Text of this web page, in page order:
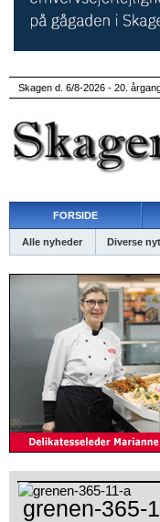
Skagen d. 6/8-2026 - 20.
FORSIDE
Alle nyheder Diverse nyt
grenen-365-